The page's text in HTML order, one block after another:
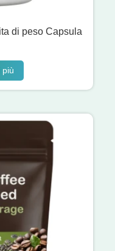
di peso Capsula
più